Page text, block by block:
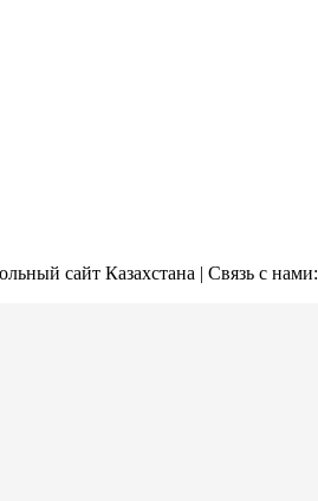
сайт Казахстана | Связь с нами: